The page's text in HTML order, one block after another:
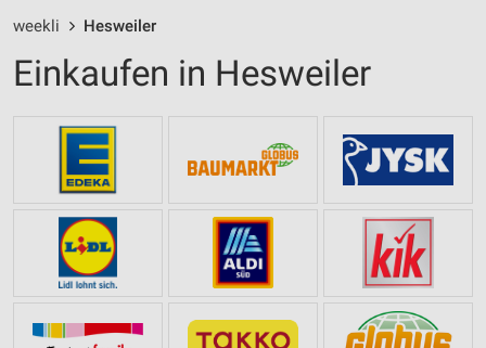
weekli Hesweiler
Einkaufen in Hesweiler